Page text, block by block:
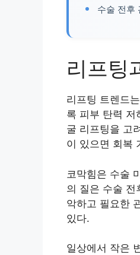
수술 전후
리프팅
리프팅 트렌드
록 피부 탄력 저
굴 리프팅을 고
이 있으면 회복
코막힘은 수술
의 질은 수술 전
악하고 필요한
있다.
일상에서 작은